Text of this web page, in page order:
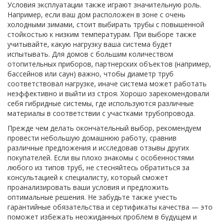
Условия эксплуатации также играют значительную роль.
Например, если ваш дом расположен в зоне с очень
холодными зимами, стоит выбирать трубы с повышенной
стойкостью к низким температурам. При выборе также
учитывайте, какую нагрузку ваша система будет
испытывать. Для домов с большим количеством
отопительных приборов, партнерских объектов (например,
бассейнов или саун) важно, чтобы диаметр труб
соответствовал нагрузке, иначе система может работать
неэффективно и выйти из строя. Хорошо зарекомендовали
себя гибридные системы, где используются различные
материалы в соответствии с участками трубопровода.
Прежде чем делать окончательный выбор, рекомендуем
провести небольшую домашнюю работу, сравнив
различные предложения и исследовав отзывы других
покупателей. Если вы плохо знакомы с особенностями
любого из типов труб, не стесняйтесь обратиться за
консультацией к специалисту, который сможет
проанализировать ваши условия и предложить
оптимальные решения. Не забудьте также учесть
гарантийные обязательства и сертификаты качества — это
поможет избежать неожиданных проблем в будущем и